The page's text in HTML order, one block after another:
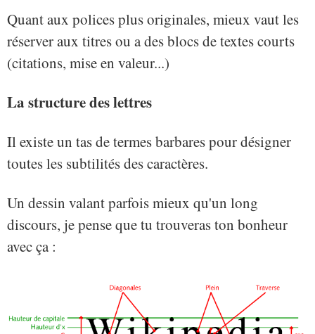
Quant aux polices plus originales, mieux vaut les
réserver aux titres ou a des blocs de textes courts
(citations, mise en valeur...)
La structure des lettres
Il existe un tas de termes barbares pour désigner
toutes les subtilités des caractères.
Un dessin valant parfois mieux qu'un long
discours, je pense que tu trouveras ton bonheur
avec ça :